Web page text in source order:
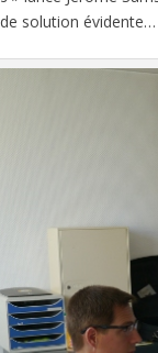
solution évidente…